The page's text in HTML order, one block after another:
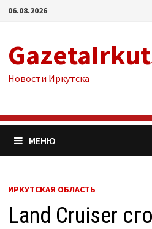
Перейти
06.08.2026
Новости Иркутска
МЕНЮ
ИРКУТСКАЯ ОБЛАСТЬ
Land Cruiser